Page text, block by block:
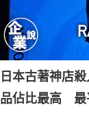
日本古著神店
品佔比最高 最